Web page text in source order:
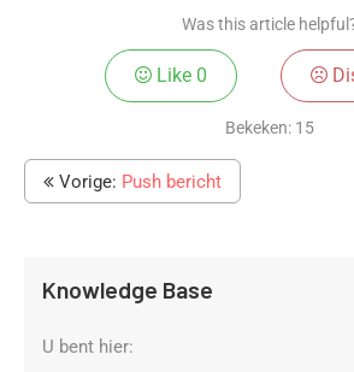
Was this article
Like 0
Bekeken: 15
Vorige: Push bericht
Knowledge Base
U bent hier: